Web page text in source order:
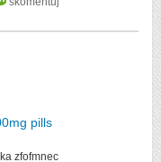
pills
zfofmnec